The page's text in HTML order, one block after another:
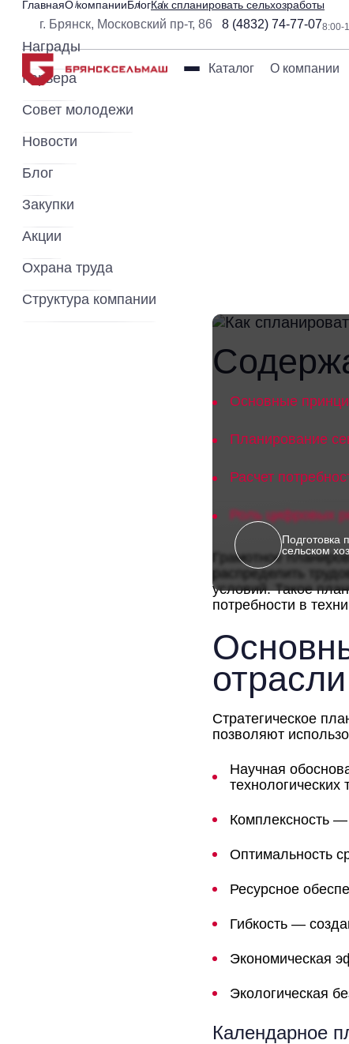
г. Брянск, Московский пр-т, 86 8 (4832) 74-77-078:00-
Каталог О компании
ГлавнаяО компанииБлогКак спланировать сельхозработы
Награды
Карьера
Совет молодежи
Новости
Блог
Закупки
Акции
Охрана труда
Структура компании
20.08.2025
Подготовка
сельском
Основные
Планирование
Расчет
Роль цифровых
Грамотное
распределить
условий. Такое
потребности в
отрасли
Стратегическое
позволяют
Научная
технологических
Комплексность —
Оптимальность
Ресурсное
Гибкость —
Экономическая
Экологическая
Календарное